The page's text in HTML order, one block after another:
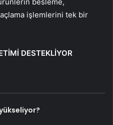
işlemlerini tek bir
DESTEKLİYOR